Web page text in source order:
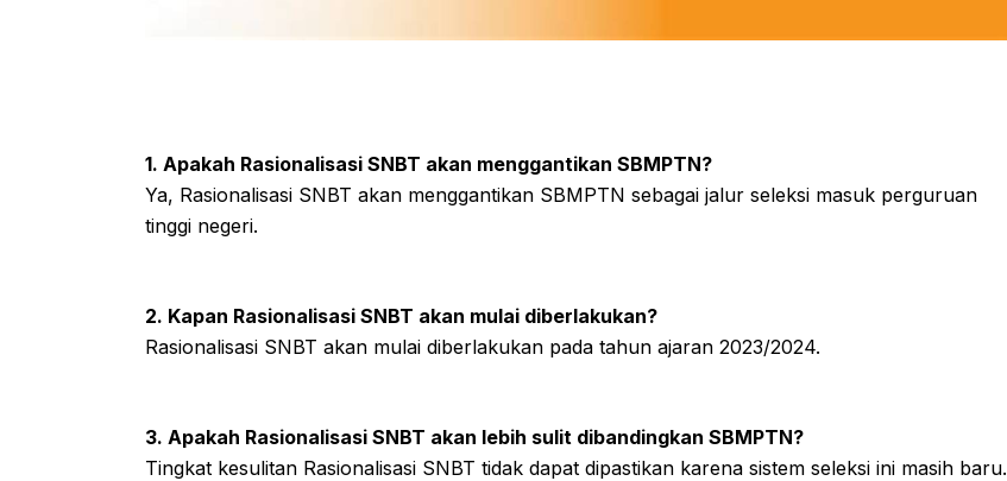
1. Apakah Rasionalisasi SNBT akan menggantikan SBMPTN?
Ya, Rasionalisasi SNBT akan menggantikan SBMPTN sebagai jalur seleksi masuk perguruan
tinggi negeri.
2. Kapan Rasionalisasi SNBT akan mulai diberlakukan?
Rasionalisasi SNBT akan mulai diberlakukan pada tahun ajaran 2023/2024.
3. Apakah Rasionalisasi SNBT akan lebih sulit dibandingkan SBMPTN?
Tingkat kesulitan Rasionalisasi SNBT tidak dapat dipastikan karena sistem seleksi ini masih baru.